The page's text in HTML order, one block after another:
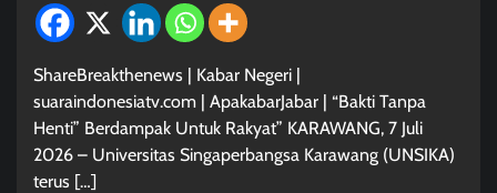
ShareBreakthenews | Kabar Negeri |
suaraindonesiatv.com | ApakabarJabar | “Bakti Tanpa
Henti” Berdampak Untuk Rakyat” KARAWANG, 7 Juli
2026 – Universitas Singaperbangsa Karawang (UNSIKA)
terus […]